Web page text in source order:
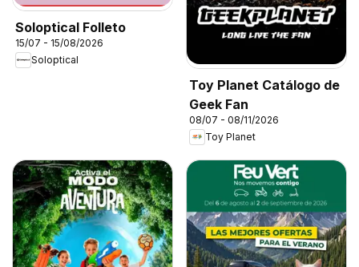
Soloptical Folleto
15/07 - 15/08/2026
Soloptical
Toy Planet Catálogo de
Geek Fan
08/07 - 08/11/2026
Toy Planet